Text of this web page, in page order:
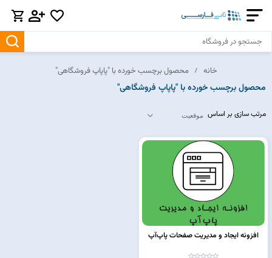
خانه محصول برچسب خورده با "پاپاپ فروشگاهی"
محصول برچسب خورده با "پاپاپ فروشگاهی"
مرتب سازی بر اساس
افزونه ایجاد و مدیریت صفحات پاپ‌آپ